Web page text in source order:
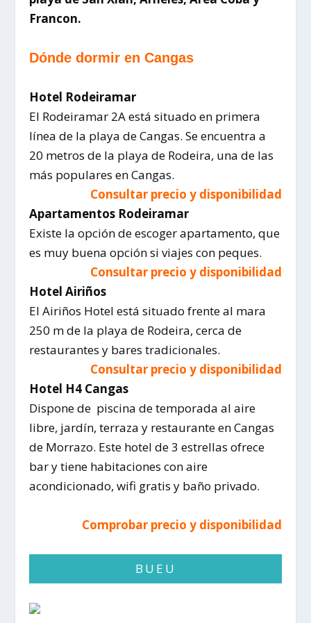
Francon.
Dónde dormir en Cangas
Hotel Rodeiramar
El Rodeiramar 2A está situado en primera
línea de la playa de Cangas. Se encuentra a
20 metros de la playa de Rodeira, una de las
más populares en Cangas.
Consultar precio y disponibilidad
Apartamentos Rodeiramar
Existe la opción de escoger apartamento, que
es muy buena opción si viajes con peques.
Consultar precio y disponibilidad
Hotel Airiños
El Airiños Hotel está situado frente al mara
250 m de la playa de Rodeira, cerca de
restaurantes y bares tradicionales.
Consultar precio y disponibilidad
Hotel H4 Cangas
Dispone de piscina de temporada al aire
libre, jardín, terraza y restaurante en Cangas
de Morrazo. Este hotel de 3 estrellas ofrece
bar y tiene habitaciones con aire
acondicionado, wifi gratis y baño privado.
Comprobar precio y disponibilidad
BUEU